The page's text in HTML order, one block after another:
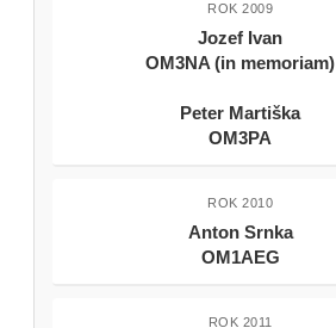
ROK 2009
Jozef Ivan
OM3NA (in memoriam)
Peter Martiška
OM3PA
ROK 2010
Anton Srnka
OM1AEG
ROK 2011